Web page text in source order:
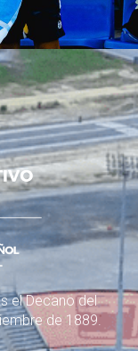
el Decano del
de 1889.